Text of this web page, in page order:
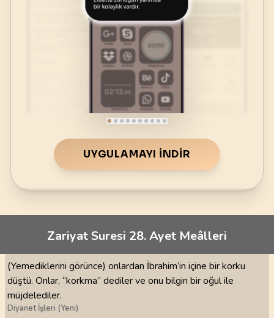
UYGULAMAYI İNDIR
Zariyat Suresi 28. Ayet Meâlleri
(Yemediklerini görünce) onlardan İbrahim’in içine bir korku
düştü. Onlar, “korkma” dediler ve onu bilgin bir oğul ile
müjdelediler.
Diyanet İşleri (Yeni)